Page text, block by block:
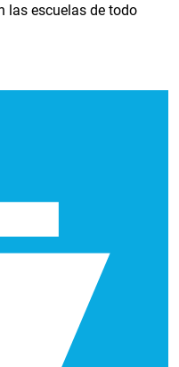
las escuelas de todo